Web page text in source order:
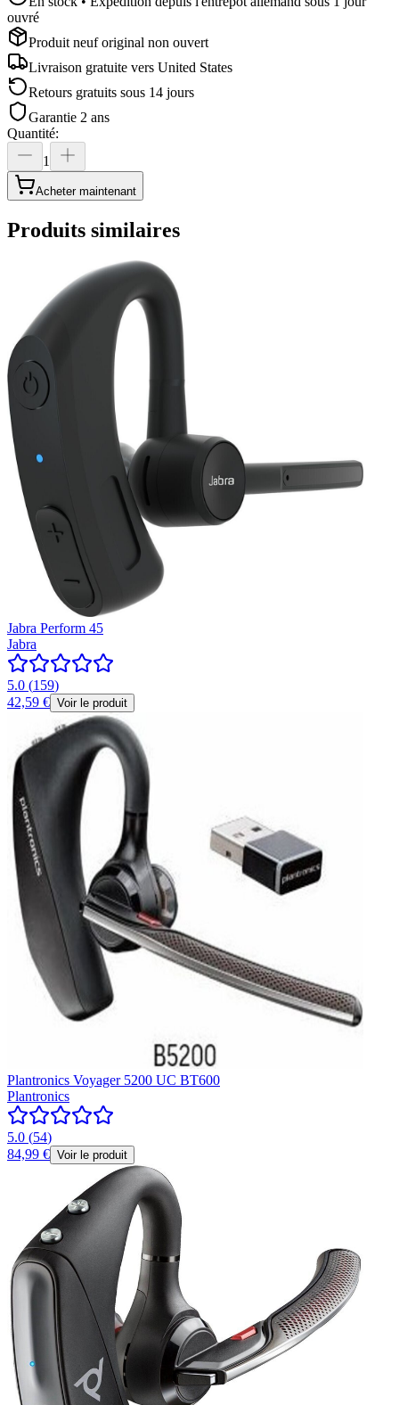
ouvré
Produit neuf original non ouvert
Livraison gratuite vers United States
Retours gratuits sous 14 jours
Garantie 2 ans
Quantité:
1
Acheter maintenant
Produits similaires
Jabra Perform 45
Jabra
5.0 (159)
42,59 € Voir le produit
Plantronics Voyager 5200 UC BT600
Plantronics
5.0 (54)
84,99 € Voir le produit